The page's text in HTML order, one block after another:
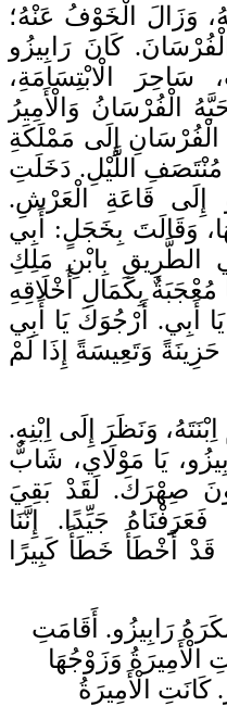
وَزَالَ الْخَوْفُ عَنْهُ؛
كَانَ رَابِيزُو
الْابْتِسَامَةِ،
الْفُرْسَانُ وَالْأَمِيرُ
الْفُرْسَانِ إِلَى مَمْلَكَةِ
مُنْتَصَفِ اللَّيْلِ. دَخَلَتِ
إِلَى قَاعَةِ الْعَرْشِ.
وَقَالَتَ بِخَجَلٍ: أَبِي
الطَّرِيقِ بِابْنِ مَلِكِ
مُعْجَبَةٌ بِكَمَالِ أَخْلَاقِهِ
أَبِي. أَرْجُوَكَ يَا أَبِي
وَتَعِيسَةً إِذَا لَمْ
وَنَظَرَ إِلَى اِبْنِهِ.
يَا مَوْلَاي، شَابٌّ
صِهْرَكَ. لَقَدْ بَقِيَ
جَيِّدًا. إِنَّنَا
أَخْطَأَ خَطَأً كَبِيرًا
رَابِيزُو. أَقَامَتِ
الْأَمِيرَةُ وَزَوْجُهَا
الْأَمِيرَةُ